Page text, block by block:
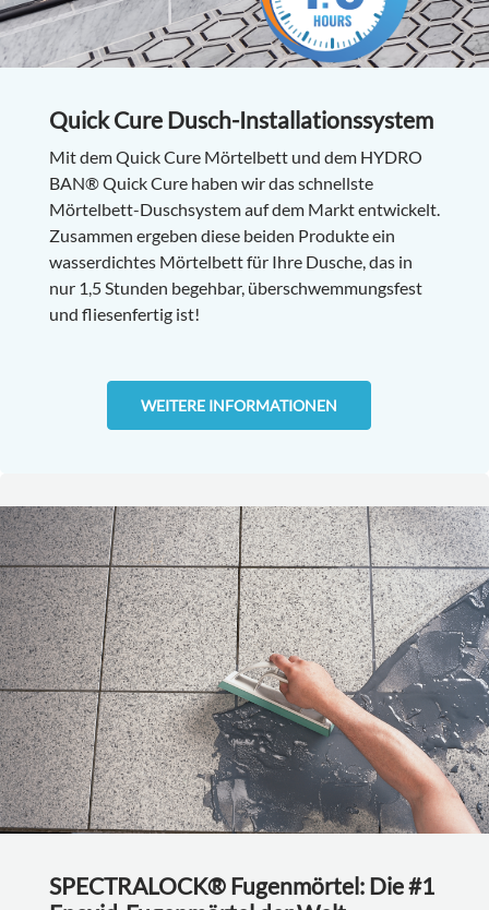
Quick Cure Dusch-Installationssystem
Mit dem Quick Cure Mörtelbett und dem HYDRO
BAN® Quick Cure haben wir das schnellste
Mörtelbett-Duschsystem auf dem Markt entwickelt.
Zusammen ergeben diese beiden Produkte ein
wasserdichtes Mörtelbett für Ihre Dusche, das in
nur 1,5 Stunden begehbar, überschwemmungsfest
und fliesenfertig ist!
WEITERE INFORMATIONEN
SPECTRALOCK® Fugenmörtel: Die #1